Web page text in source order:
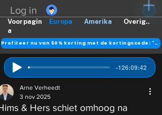
Log in
Europa Amerika Overig..
Voorpagin
a
Profiteer nu van 50% korting met de kortingscode: "DANK"
-126:09:42
& Hers schiet omhoog na
Arne Verheedt
3 nov 2025